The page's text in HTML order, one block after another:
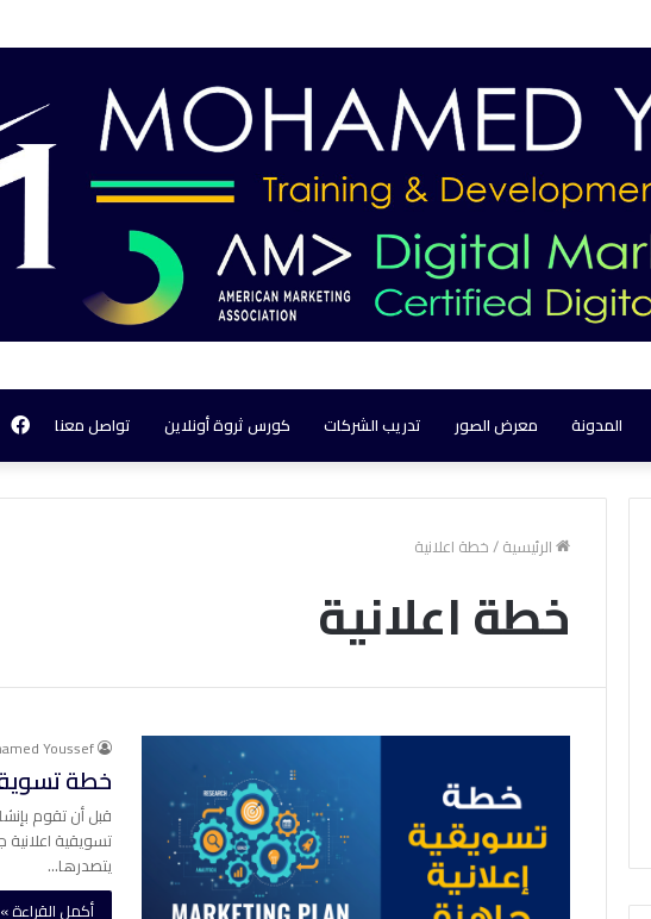
المدونة معرض الصور تدريب الشركات كورس ثروة أونلاين تواصل معنا
الرئيسية/خطة اعلانية
خطة اعلانية
Youssef
خطة
قبل أن تقوم
تسويقية
يتصدرها…
أكمل القراءة »